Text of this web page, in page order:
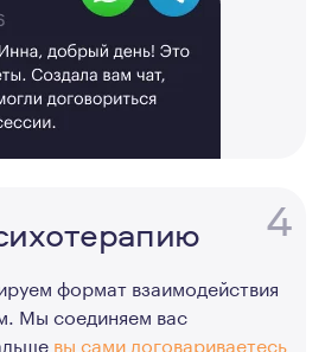
4
формат взаимодействия
Мы соединяем вас
вы сами договариваетесь